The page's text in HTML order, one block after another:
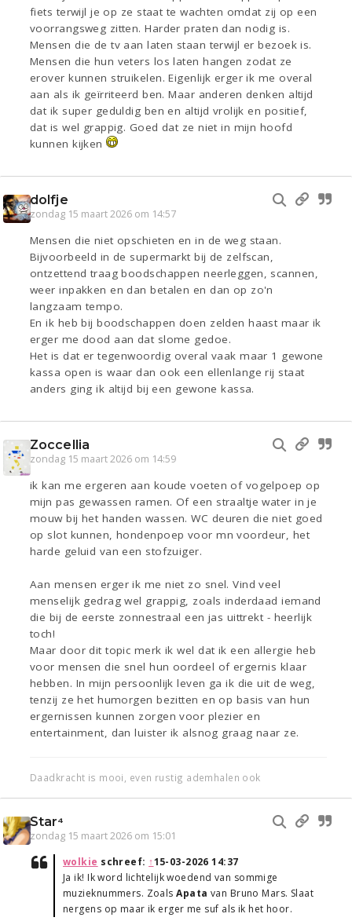
fiets terwijl je op ze staat te wachten omdat zij op een
voorrangsweg zitten. Harder praten dan nodig is.
Mensen die de tv aan laten staan terwijl er bezoek is.
Mensen die hun veters los laten hangen zodat ze
erover kunnen struikelen. Eigenlijk erger ik me overal
aan als ik geïrriteerd ben. Maar anderen denken altijd
dat ik super geduldig ben en altijd vrolijk en positief,
dat is wel grappig. Goed dat ze niet in mijn hoofd
kunnen kijken
dolfje
zondag 15 maart 2026 om 14:57
Mensen die niet opschieten en in de weg staan.
Bijvoorbeeld in de supermarkt bij de zelfscan,
ontzettend traag boodschappen neerleggen, scannen,
weer inpakken en dan betalen en dan op zo'n
langzaam tempo.
En ik heb bij boodschappen doen zelden haast maar ik
erger me dood aan dat slome gedoe.
Het is dat er tegenwoordig overal vaak maar 1 gewone
kassa open is waar dan ook een ellenlange rij staat
anders ging ik altijd bij een gewone kassa.
Zoccellia
zondag 15 maart 2026 om 14:59
ik kan me ergeren aan koude voeten of vogelpoep op
mijn pas gewassen ramen. Of een straaltje water in je
mouw bij het handen wassen. WC deuren die niet goed
op slot kunnen, hondenpoep voor mn voordeur, het
harde geluid van een stofzuiger.
Aan mensen erger ik me niet zo snel. Vind veel
menselijk gedrag wel grappig, zoals inderdaad iemand
die bij de eerste zonnestraal een jas uittrekt - heerlijk
toch!
Maar door dit topic merk ik wel dat ik een allergie heb
voor mensen die snel hun oordeel of ergernis klaar
hebben. In mijn persoonlijk leven ga ik die uit de weg,
tenzij ze het humorgen bezitten en op basis van hun
ergernissen kunnen zorgen voor plezier en
entertainment, dan luister ik alsnog graag naar ze.
Daadkracht is mooi, even rustig ademhalen ook
Star⁴
zondag 15 maart 2026 om 15:01
wolkie schreef: ↑15-03-2026 14:37
Ja ik! Ik word lichtelijk woedend van sommige
muzieknummers. Zoals Apata van Bruno Mars. Slaat
nergens op maar ik erger me suf als ik het hoor.